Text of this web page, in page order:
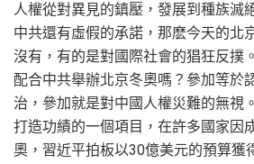
人權從對異見的鎮壓，發展到種族滅
中共還有虛假的承諾，那麽今天的北
沒有，有的是對國際社會的猖狂反撲
配合中共舉辦北京冬奧嗎？參加等於
治，參加就是對中國人權災難的無視
打造功績的一個項目，在許多國家因
奧，習近平拍板以30億美元的預算獲